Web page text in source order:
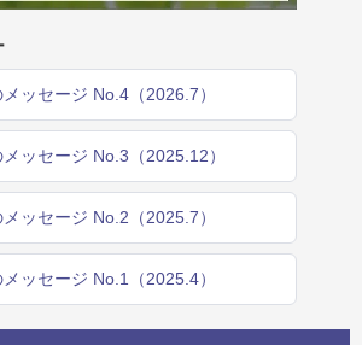
ッセージ No.4（2026.7）
ッセージ No.3（2025.12）
ッセージ No.2（2025.7）
ッセージ No.1（2025.4）